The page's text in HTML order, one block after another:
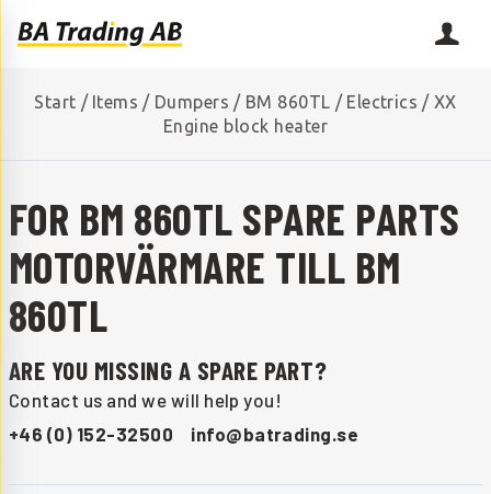
Start / Items / Dumpers / BM 860TL / Electrics / XX
Engine block heater
FOR BM 860TL SPARE PARTS
MOTORVÄRMARE TILL BM
860TL
ARE YOU MISSING A SPARE PART?
Contact us and we will help you!
+46 (0) 152-32500
info@batrading.se